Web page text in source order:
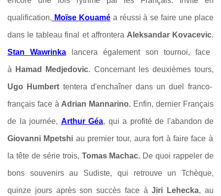
qualification, Moïse Kouaméa réussi à se faire une place
dans le tableau final et affrontera Aleksandar Kovacevic.
Stan Wawrinka lancera également son tournoi, face
à Hamad Medjedovic. Concernant les deuxièmes tours,
Ugo Humbert tentera d'enchaîner dans un duel franco-
français face à Adrian Mannarino. Enfin, dernier Français
de la journée, Arthur Géa, qui a profité de l'abandon de
Giovanni Mpetshi au premier tour, aura fort à faire face à
la tête de série trois, Tomas Machac. De quoi rappeler de
bons souvenirs au Sudiste, qui retrouve un Tchèque,
quinze jours après son succès face àJiri Lehecka, au